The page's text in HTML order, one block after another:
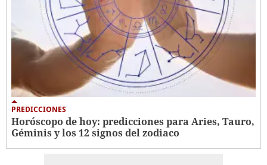
PREDICCIONES
Horóscopo de hoy: predicciones para Aries, Tauro,
Géminis y los 12 signos del zodiaco